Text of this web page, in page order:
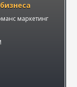
маркетинг